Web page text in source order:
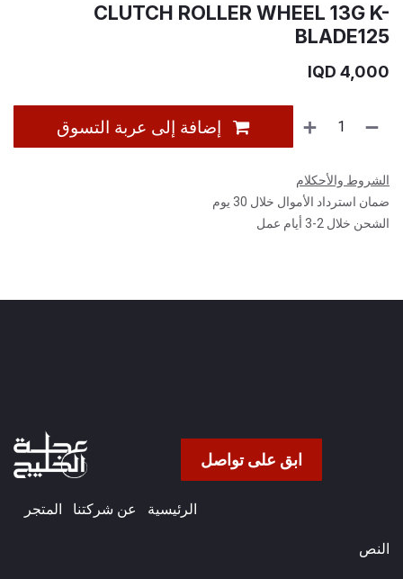
CLUTCH ROLLER WHEEL 13G K-
BLADE125
4,000
إضافة إلى عربة التسوق
الشروط والأحكلام
ضمان استرداد الأموال خلال 30 يوم
الشحن خلال 2-3 أيام عمل
ابق على تواصل
الرئيسية عن شركتنا​ المتجر
النص